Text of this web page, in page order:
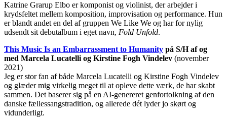
Katrine Grarup Elbo er komponist og violinist, der arbejder i
krydsfeltet mellem komposition, improvisation og performance. Hun
er blandt andet en del af gruppen We Like We og har for nylig
udsendt sit debutalbum i eget navn, Fold Unfold.
This Music Is an Embarrassment to Humanity på S/H af og
med Marcela Lucatelli og Kirstine Fogh Vindelev (november
2021)
Jeg er stor fan af både Marcela Lucatelli og Kirstine Fogh Vindelev
og glæder mig virkelig meget til at opleve dette værk, de har skabt
sammen. Det baserer sig på en AI-genereret genfortolkning af den
danske fællessangstradition, og allerede dét lyder jo skørt og
vidunderligt.